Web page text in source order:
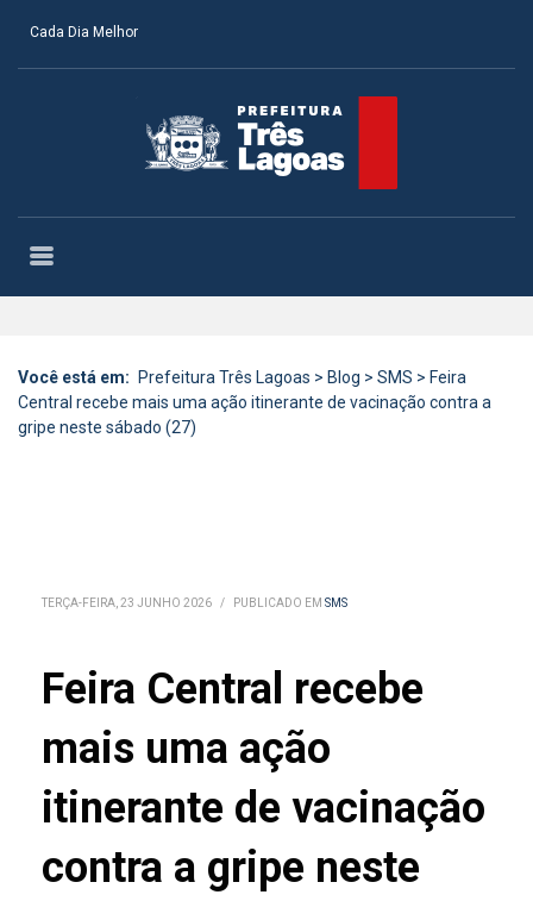
Cada Dia Melhor
Você está em: Prefeitura Três Lagoas > Blog > SMS > Feira
Central recebe mais uma ação itinerante de vacinação contra a
gripe neste sábado (27)
TERÇA-FEIRA, 23 JUNHO 2026 / PUBLICADO EM SMS
Feira Central recebe
mais uma ação
itinerante de vacinação
contra a gripe neste